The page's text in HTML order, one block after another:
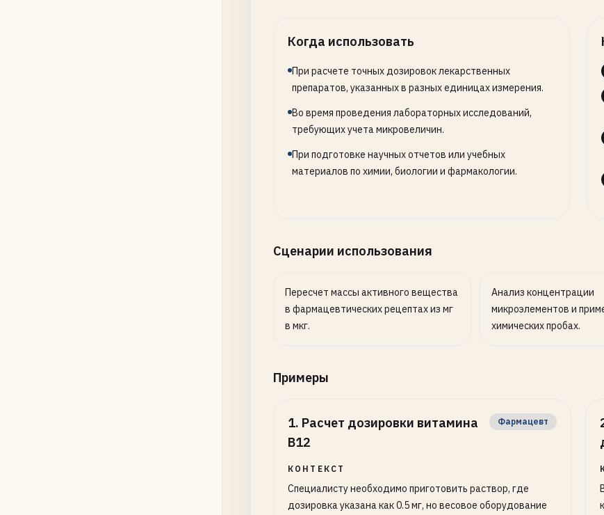
Когда использовать
При расчете точных дозировок лекарственных
препаратов, указанных в разных единицах измерения.
Во время проведения лабораторных исследований,
требующих учета микровеличин.
При подготовке научных отчетов или учебных
материалов по химии, биологии и фармакологии.
Сценарии использования
Пересчет массы активного вещества
в фармацевтических рецептах из мг
в мкг.
Анализ концентрации
микроэлементов и
химических пробах.
Примеры
1. Расчет дозировки витамина
B12
Фармацевт
КОНТЕКСТ
Специалисту необходимо приготовить раствор, где
дозировка указана как 0.5 мг, но весовое оборудование